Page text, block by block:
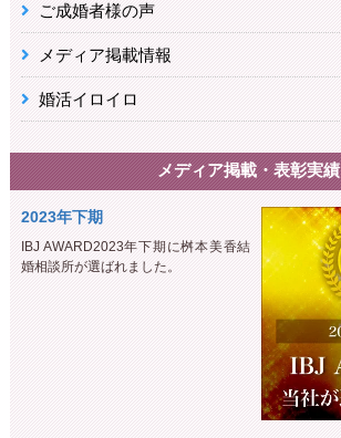
ご成婚者様の声
メディア掲載情報
婚活イロイロ
メディア掲載・表彰実績
2023年下期
IBJ AWARD2023年下期に桝本美香結
婚相談所が選ばれました。